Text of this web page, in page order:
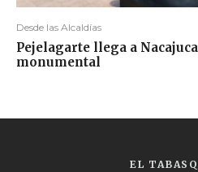
Desde las Alcaldías
Pejelagarte llega a
monumental
EL